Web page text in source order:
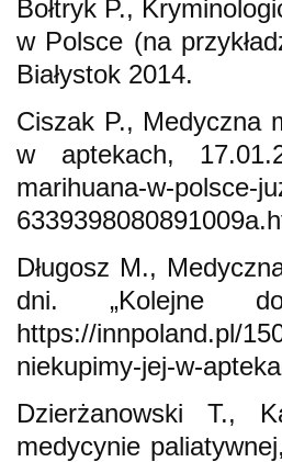
Bołtryk P.,
w Polsce (na
Białystok 2014.
Ciszak P., Medyczna
w aptekach,
marihuana-w-polsce-
Długosz M.,
dni. „Kolejne
https://innpoland.pl/
niekupimy-jej-w-
Dzierżanowski T.,
medycynie